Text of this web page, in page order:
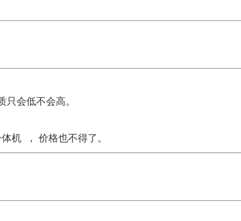
会低不会高。
机 ， 价格也不得了。